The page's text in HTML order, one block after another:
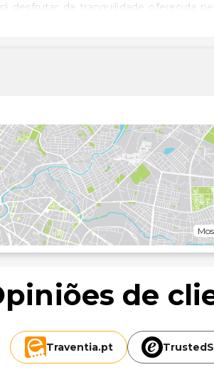
desfrutar da tranquilidade oferecida
Alcudia.
de
Traventia.pt